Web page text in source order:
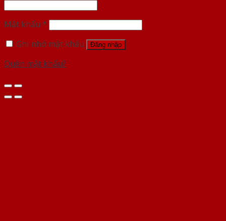
Mật khẩu *
Ghi nhớ mật khẩu
Đăng nhập
Quên mật khẩu?